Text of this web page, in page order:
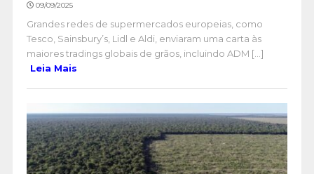
09/09/2025
Grandes redes de supermercados europeias, como
Tesco, Sainsbury’s, Lidl e Aldi, enviaram uma carta às
maiores tradings globais de grãos, incluindo ADM [...]
Leia Mais